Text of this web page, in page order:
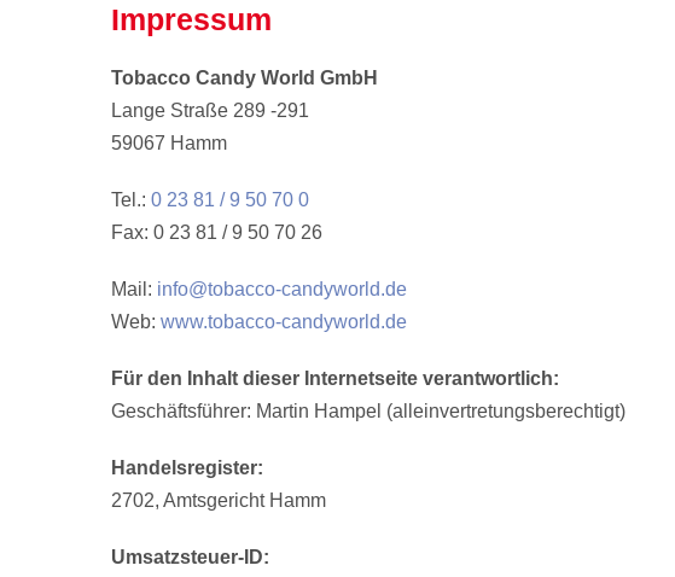
Impressum
Tobacco Candy World GmbH
Lange Straße 289 -291
59067 Hamm
Tel.: 0 23 81 / 9 50 70 0
Fax: 0 23 81 / 9 50 70 26
Mail: info@tobacco-candyworld.de
Web: www.tobacco-candyworld.de
Für den Inhalt dieser Internetseite verantwortlich:
Geschäftsführer: Martin Hampel (alleinvertretungsberechtigt)
Handelsregister:
2702, Amtsgericht Hamm
Umsatzsteuer-ID: